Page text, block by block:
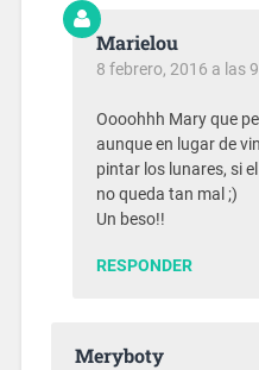
Marielou
8 febrero, 2016 a las
Oooohhh Mary que
aunque en lugar de
pintar los lunares, si
no queda tan mal ;)
Un beso!!
RESPONDER
Meryboty